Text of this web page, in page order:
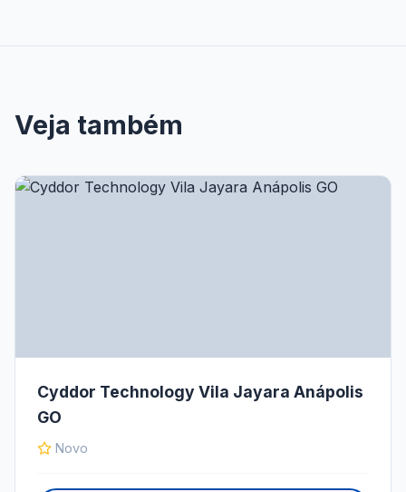
Veja também
Cyddor Technology Vila Jayara Anápolis
GO
Novo